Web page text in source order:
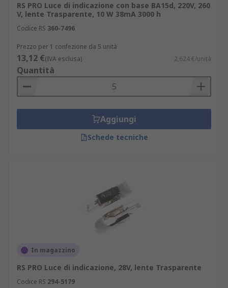
RS PRO Luce di indicazione con base BA15d, 220V, 260
V, lente Trasparente, 10 W 38mA 3000 h
Codice RS 360-7496
Prezzo per 1 confezione da 5 unità
13,12 €(IVA esclusa) 2,624 €/unità
Quantità
Aggiungi
Schede tecniche
In magazzino
RS PRO Luce di indicazione, 28V, lente Trasparente
Codice RS 294-5179